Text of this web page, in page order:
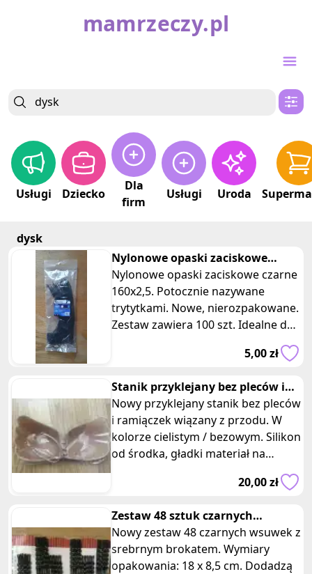
mamrzeczy.pl
Usługi Dziecko
Dla
firm
Usługi Uroda
dysk
Nylonowe opaski zaciskowe
czarne 160x2,5 geko
Nylonowe opaski zaciskowe czarne
160x2,5. Potocznie nazywane
trytytkami. Nowe, nierozpakowane.
Zestaw zawiera 100 szt. Idealne do
5,00 zł
Stanik przyklejany bez pleców i
ramiączek cielisty bezowy
Nowy przyklejany stanik bez pleców
i ramiączek wiązany z przodu. W
kolorze cielistym / bezowym. Silikon
od środka, gładki materiał na
20,00 zł
Zestaw 48 sztuk czarnych
wsuwek z brokatem
Nowy zestaw 48 czarnych wsuwek z
srebrnym brokatem. Wymiary
opakowania: 18 x 8,5 cm. Dodadzą